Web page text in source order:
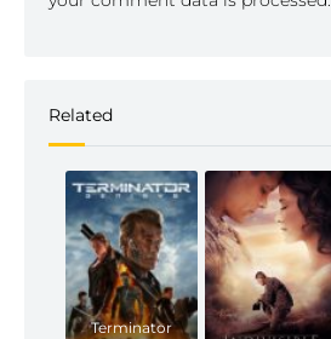
Related
Terminator